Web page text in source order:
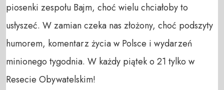
piosenki zespołu Bajm, choć wielu chciałoby to
usłyszeć. W zamian czeka nas złożony, choć podszyty
humorem, komentarz życia w Polsce i wydarzeń
minionego tygodnia. W każdy piątek o 21 tylko w
Resecie Obywatelskim!